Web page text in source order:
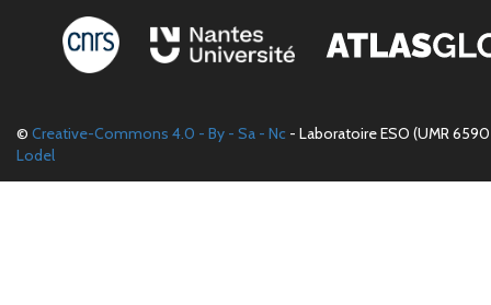
© Creative-Commons 4.0 - By - Sa - Nc - Laboratoire ESO (UMR
Lodel